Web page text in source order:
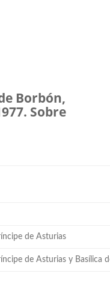
Borbón,
Sobre
de Asturias
de Asturias y Basílica